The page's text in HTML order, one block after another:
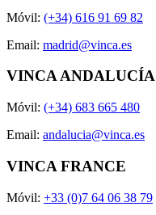
Móvil: (+34) 616 91 69 82
Email: madrid@vinca.es
VINCA ANDALUCÍA
Móvil: (+34) 683 665 480
Email: andalucia@vinca.es
VINCA FRANCE
Móvil: +33 (0)7 64 06 38 79